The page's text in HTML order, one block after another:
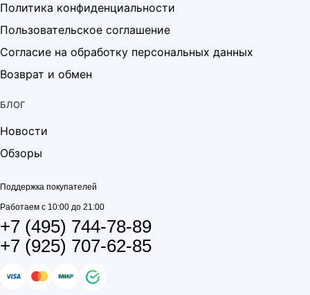
Политика конфиденциальности
Пользовательское соглашение
Согласие на обработку персональных данных
Возврат и обмен
БЛОГ
Новости
Обзоры
Поддержка покупателей
Работаем с 10:00 до 21:00
+7 (495) 744-78-89
+7 (925) 707-62-85